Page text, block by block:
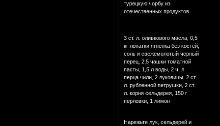
турецкую чорбу из
отечественных продуктов
3 ст. л. оливкового масла, 0,5
кг лопатки ягненка без костей,
соль и свежемолотый черный
перец, 2,5 чашки томатной
пасты, 1,5 л воды, 2 ч. л.
перца чили, 2 луковицы, 2 ст.
л. рубленной петрушки, 2 ст.
л. корня сельдерея, 150 г
перловки, 1 лимон
Нарежьте лук, сельдерей и